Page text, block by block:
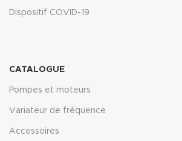
Dispositif COVID-19
CATALOGUE
Pompes et moteurs
Variateur de fréquence
Accessoires